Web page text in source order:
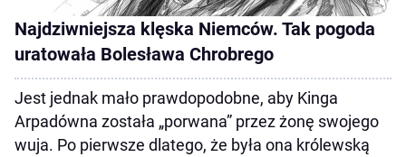
Najdziwniejsza klęska Niemców. Tak pogoda
uratowała Bolesława Chrobrego
Jest jednak mało prawdopodobne, aby Kinga
Arpadówna została „porwana” przez żonę swojego
wuja. Po pierwsze dlatego, że była ona królewską